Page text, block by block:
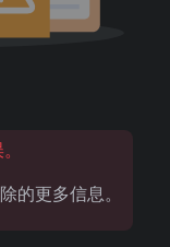
的更多信息。